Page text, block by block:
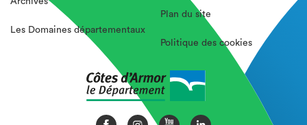
Les Domaines départementaux
Plan du site
Politique des cookies